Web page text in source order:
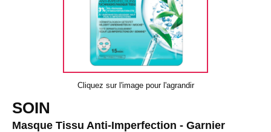
Cliquez sur l'image pour l'agrandir
SOIN
Masque Tissu Anti-Imperfection - Garnier